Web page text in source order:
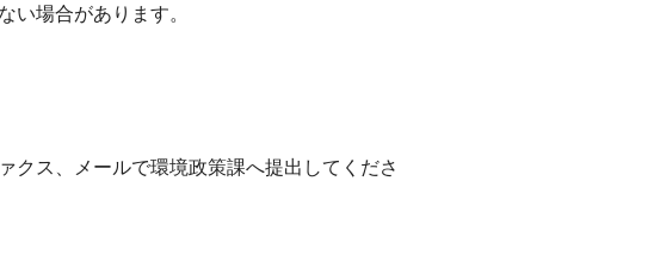
い場合があります。
ス、メールで環境政策課へ提出してくださ